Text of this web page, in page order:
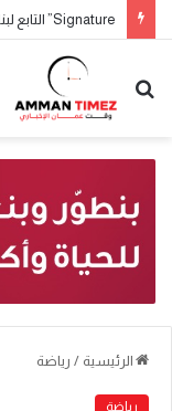
الرئيسية / رياضة
رياضة